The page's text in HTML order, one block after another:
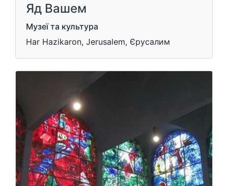
Яд Вашем
Музеї та культура
Har Hazikaron, Jerusalem, Єрусалим